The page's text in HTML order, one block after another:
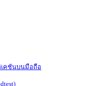
คชันบนมือถือ